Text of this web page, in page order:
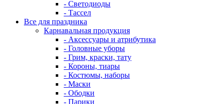
- Светодиоды
- Тассел
Все для праздника
Карнавальная продукция
- Аксессуары и атрибутика
- Головные уборы
- Грим, краски, тату
- Короны, тиары
- Костюмы, наборы
- Маски
- Ободки
- Парики